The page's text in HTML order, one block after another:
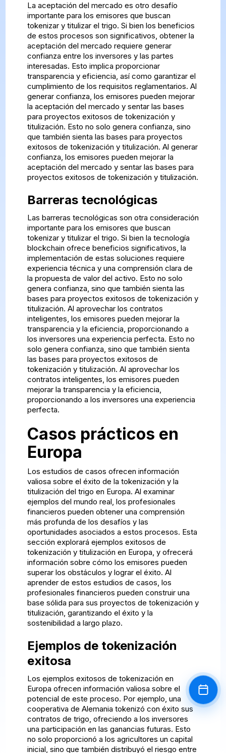
La aceptación del mercado es otro desafío
importante para los emisores que buscan
tokenizar y titulizar el trigo. Si bien los beneficios
de estos procesos son significativos, obtener la
aceptación del mercado requiere generar
confianza entre los inversores y las partes
interesadas. Esto implica proporcionar
transparencia y eficiencia, así como garantizar el
cumplimiento de los requisitos reglamentarios. Al
generar confianza, los emisores pueden mejorar
la aceptación del mercado y sentar las bases
para proyectos exitosos de tokenización y
titulización. Esto no solo genera confianza, sino
que también sienta las bases para proyectos
exitosos de tokenización y titulización. Al generar
confianza, los emisores pueden mejorar la
aceptación del mercado y sentar las bases para
proyectos exitosos de tokenización y titulización.
Barreras tecnológicas
Las barreras tecnológicas son otra consideración
importante para los emisores que buscan
tokenizar y titulizar el trigo. Si bien la tecnología
blockchain ofrece beneficios significativos, la
implementación de estas soluciones requiere
experiencia técnica y una comprensión clara de
la propuesta de valor del activo. Esto no solo
genera confianza, sino que también sienta las
bases para proyectos exitosos de tokenización y
titulización. Al aprovechar los contratos
inteligentes, los emisores pueden mejorar la
transparencia y la eficiencia, proporcionando a
los inversores una experiencia perfecta. Esto no
solo genera confianza, sino que también sienta
las bases para proyectos exitosos de
tokenización y titulización. Al aprovechar los
contratos inteligentes, los emisores pueden
mejorar la transparencia y la eficiencia,
proporcionando a los inversores una experiencia
perfecta.
Casos prácticos en
Europa
Los estudios de casos ofrecen información
valiosa sobre el éxito de la tokenización y la
titulización del trigo en Europa. Al examinar
ejemplos del mundo real, los profesionales
financieros pueden obtener una comprensión
más profunda de los desafíos y las
oportunidades asociados a estos procesos. Esta
sección explorará ejemplos exitosos de
tokenización y titulización en Europa, y ofrecerá
información sobre cómo los emisores pueden
superar los obstáculos y lograr el éxito. Al
aprender de estos estudios de casos, los
profesionales financieros pueden construir una
base sólida para sus proyectos de tokenización y
titulización, garantizando el éxito y la
sostenibilidad a largo plazo.
Ejemplos de tokenización
exitosa
Los ejemplos exitosos de tokenización en
Europa ofrecen información valiosa sobre el
potencial de este proceso. Por ejemplo, una
cooperativa de Alemania tokenizó con éxito sus
contratos de trigo, ofreciendo a los inversores
una participación en las ganancias futuras. Esto
no solo proporcionó a los agricultores un capital
inicial, sino que también distribuyó el riesgo entre
Book